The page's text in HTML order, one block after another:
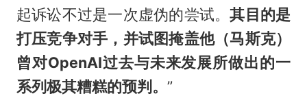
起诉讼不过是一次虚伪的尝试。其目的是
打压竞争对手，并试图掩盖他（马斯克）
曾对OpenAI过去与未来发展所做出的一
系列极其糟糕的预判。 ”